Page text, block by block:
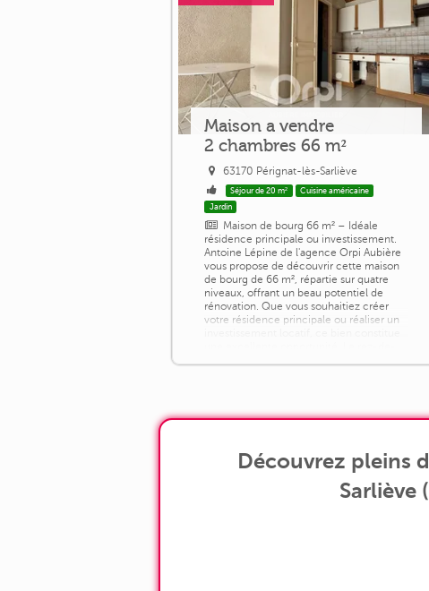
Maison a vendre
2 chambres 66 m²
63170 Pérignat-lès-Sarliève
Séjour de 20 m²
Cuisine américaine
Jardin
Maison de bourg 66 m² – Idéale
résidence principale ou investissement.
Antoine Lépine de l'agence Orpi Aubière
vous propose de découvrir cette maison
de bourg de 66 m², répartie sur quatre
niveaux, offrant un beau potentiel de
rénovation. Que vous souhaitiez créer
votre résidence principale ou réaliser un
Découvrez pleins
Sarliève